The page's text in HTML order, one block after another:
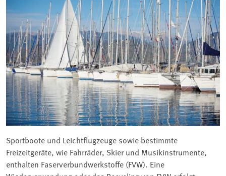
Sportboote und Leichtflugzeuge sowie bestimmte
Freizeitgeräte, wie Fahrräder, Skier und Musikinstrumente,
enthalten Faserverbundwerkstoffe (FVW). Eine